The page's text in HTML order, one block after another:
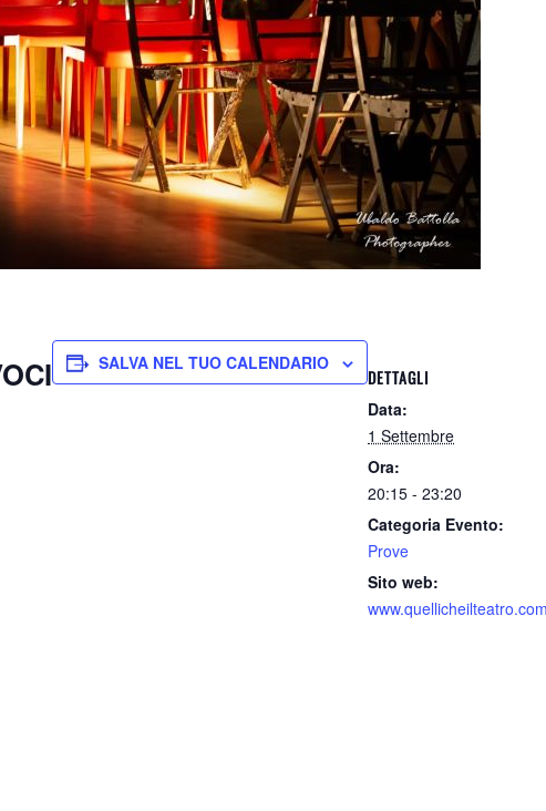
SALVA NEL TUO CALENDARIO
DETTAGLI
Data:
1 Settembre
Ora:
20:15 - 23:20
Categoria Evento:
Prove
Sito web:
www.quellicheilteatro.com